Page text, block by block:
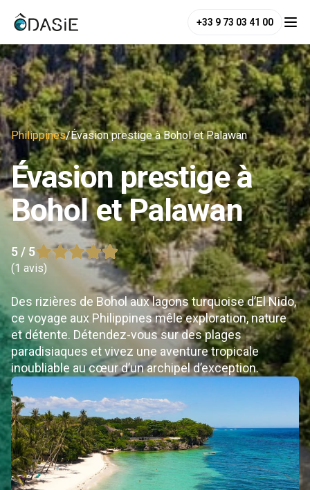
+33 9 73 03 41 00
Philippines/Évasion prestige à Bohol et Palawan
Évasion prestige à
Bohol et Palawan
5 / 5
(1 avis)
Des rizières de Bohol aux lagons turquoise d’El Nido,
ce voyage aux Philippines mêle exploration, nature
et détente. Détendez-vous sur des plages
paradisiaques et vivez une aventure tropicale
inoubliable au cœur d’un archipel d’exception.